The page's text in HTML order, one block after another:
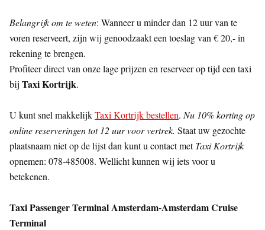
Belangrijk om te weten: Wanneer u minder dan 12 uur van te
voren reserveert, zijn wij genoodzaakt een toeslag van € 20,- in
rekening te brengen.
Profiteer direct van onze lage prijzen en reserveer op tijd een taxi
bij Taxi Kortrijk.
U kunt snel makkelijkTaxi Kortrijk bestellen. Nu 10% korting op
online reserveringen tot 12 uur voor vertrek. Staat uw gezochte
plaatsnaam niet op de lijst dan kunt u contact metTaxi Kortrijk
opnemen: 078-485008. Wellicht kunnen wij iets voor u
betekenen.
Taxi Passenger Terminal Amsterdam-Amsterdam Cruise
Terminal